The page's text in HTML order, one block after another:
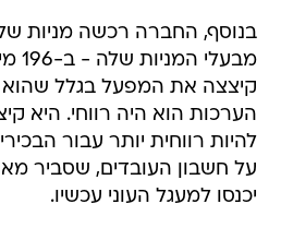
בנוסף, החברה רכשה מניות
קיצצה את המפעל בגלל שהוא
הערכות הוא היה רווחי. היא
להיות רווחית יותר עבור
על חשבון העובדים, שסביר
יכנסו למעגל העוני עכשיו.